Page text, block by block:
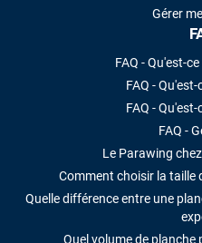
Gérer
FAQ - Qu'est-
FAQ - Qu'est-
FAQ -
FAQ -
Le Parawing
Comment choisir la taille
Quelle différence entre une
Quel volume de